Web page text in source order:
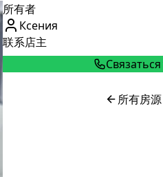
所有者
Ксения
联系店主
Связаться
所有房源